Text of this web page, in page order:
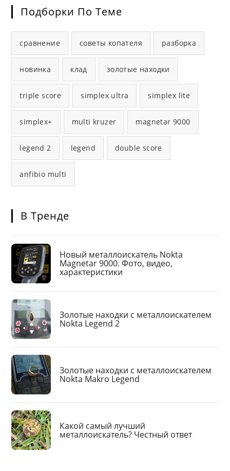
Подборки По Теме
сравнение советы копателя разборка
новинка клад золотые находки
triple score simplex ultra simplex lite
simplex+ multi kruzer magnetar 9000
legend 2 legend double score
anfibio multi
В Тренде
Новый металлоискатель Nokta
Magnetar 9000. Фото, видео,
характеристики
Золотые находки с металлоискателем
Nokta Legend 2
Золотые находки с металлоискателем
Nokta Makro Legend
Какой самый лучший
металлоискатель? Честный ответ